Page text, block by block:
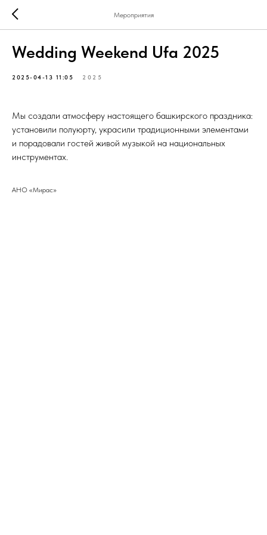
Мероприятия
Wedding Weekend Ufa 2025
2025-04-13 11:05 2025
Мы создали атмосферу настоящего башкирского праздника:
установили полуюрту, украсили традиционными элементами
и порадовали гостей живой музыкой на национальных
инструментах.
АНО «Мирас»